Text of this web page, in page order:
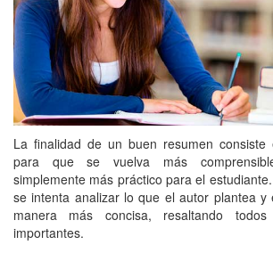
La finalidad de un buen resumen
para que se vuelva más
simplemente más práctico para el
se intenta analizar lo que el autor plantea y
manera más concisa, resaltando
importantes.